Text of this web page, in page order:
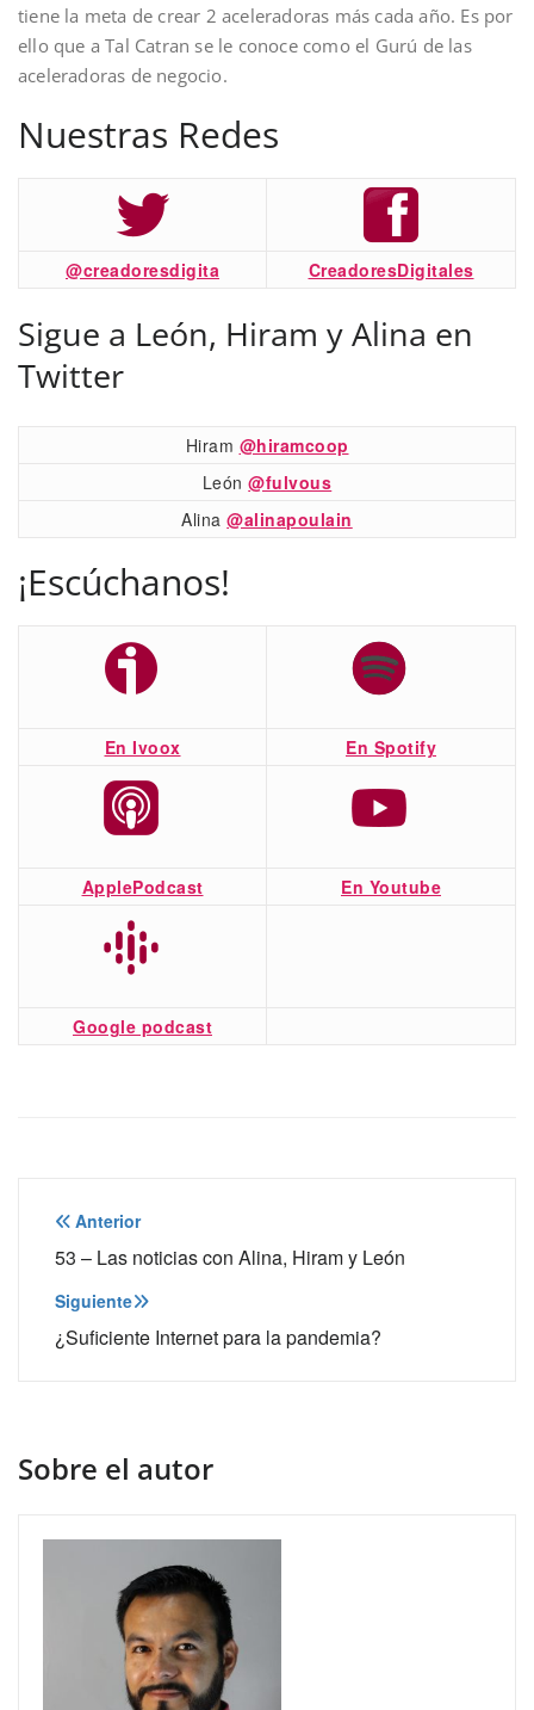
tiene la meta de crear 2 aceleradoras más cada año. Es por
ello que a Tal Catran se le conoce como el Gurú de las
aceleradoras de negocio.
Nuestras Redes
@creadoresdigita CreadoresDigitales
Sigue a León, Hiram y Alina en
Twitter
Hiram @hiramcoop
León@fulvous
Alina@alinapoulain
¡Escúchanos!
En Ivoox En Spotify
ApplePodcast En Youtube
Google podcast
Navegación
de
entradas
Anterior
53 – Las noticias con Alina, Hiram y León
Siguiente
¿Suficiente Internet para la pandemia?
Sobre el autor